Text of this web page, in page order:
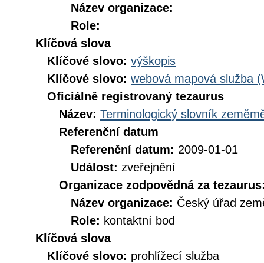
Název organizace:
Role:
Klíčová slova
Klíčové slovo: výškopis
Klíčové slovo: webová mapová služba
Oficiálně registrovaný tezaurus
Název: Terminologický slovník
Referenční datum
Referenční datum: 2009-01-01
Událost: zveřejnění
Organizace zodpovědná za
Název organizace: Český úřad
Role: kontaktní bod
Klíčová slova
Klíčové slovo: prohlížecí služba